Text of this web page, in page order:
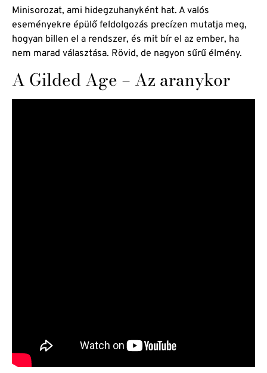
Minisorozat, ami hidegzuhanyként hat. A valós
eseményekre épülő feldolgozás precízen mutatja meg,
hogyan billen el a rendszer, és mit bír el az ember, ha
nem marad választása. Rövid, de nagyon sűrű élmény.
A Gilded Age – Az aranykor